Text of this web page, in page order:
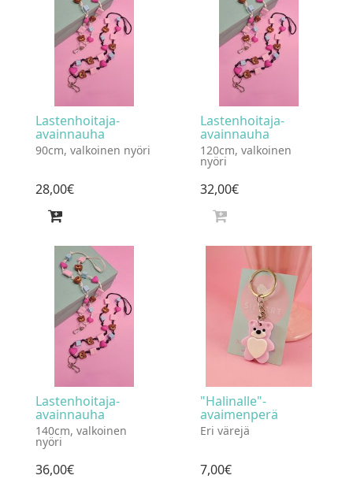
Lastenhoitaja-
avainnauha
90cm, valkoinen nyöri
28,00€
Lastenhoitaja-
avainnauha
120cm, valkoinen
nyöri
32,00€
Lastenhoitaja-
avainnauha
140cm, valkoinen
nyöri
36,00€
"Halinalle"-
avaimenperä
Eri värejä
7,00€